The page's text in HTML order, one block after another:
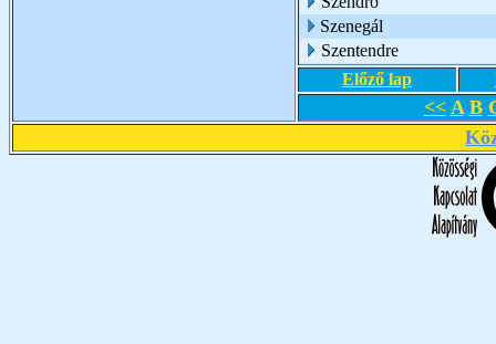
Szenegál
Szentendre
Előző lap
<< A B